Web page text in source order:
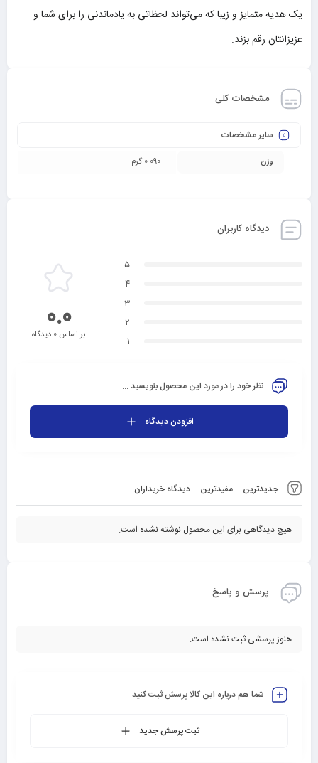
یک هدیه متمایز و زیبا که می‌تواند لحظاتی به یادماندنی را برای شما و
عزیزانتان رقم بزند.
مشخصات کلی
سایر مشخصات
وزن 0.090 گرم
دیدگاه کاربران
جدیدترین مفیدترین دیدگاه خریداران
هیچ دیدگاهی برای این محصول نوشته نشده است.
5
4
3
2
1
0.0بر اساس 0 دیدگاه
نظر خود را در مورد این محصول بنویسید ...
افزودن دیدگاه
پرسش و پاسخ
هنوز پرسشی ثبت نشده است.
شما هم درباره این کالا پرسش ثبت کنید
ثبت پرسش جدید